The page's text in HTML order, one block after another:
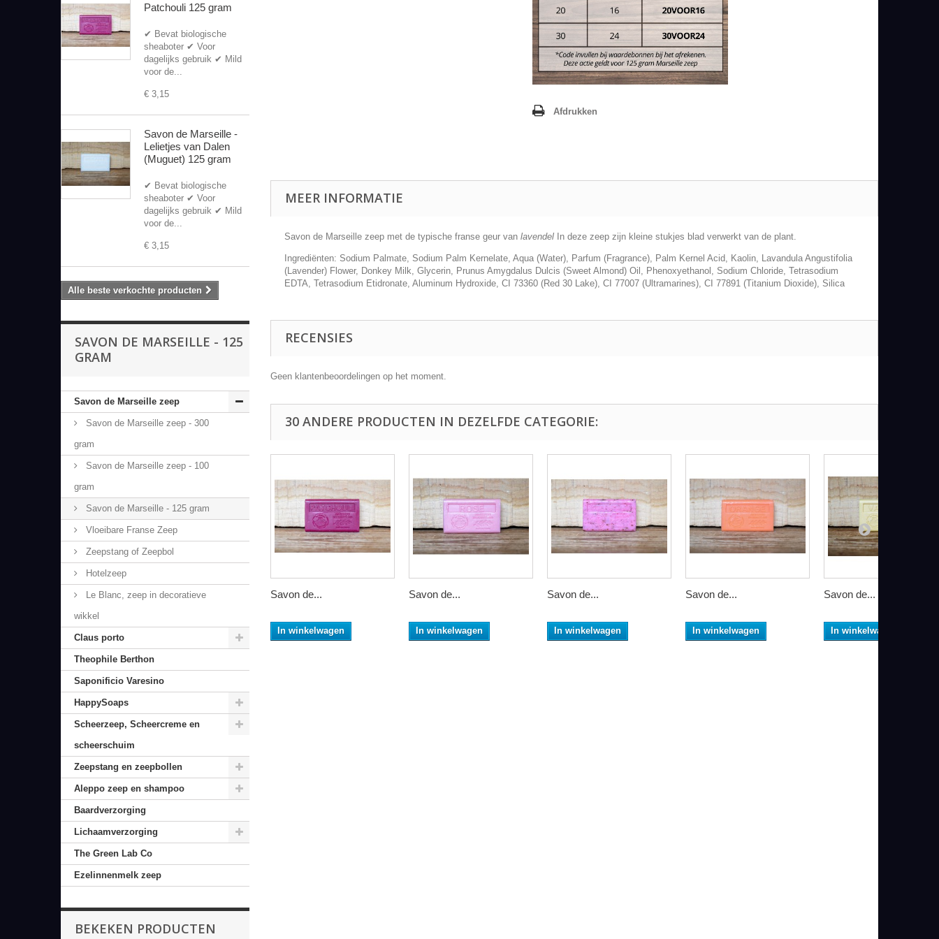
Patchouli 125 gram
✔ Bevat biologische
sheaboter ✔ Voor
dagelijks gebruik ✔ Mild
voor de...
€ 3,15
Savon de Marseille -
Lelietjes van Dalen
(Muguet) 125 gram
✔ Bevat biologische
sheaboter ✔ Voor
dagelijks gebruik ✔ Mild
voor de...
€ 3,15
Alle beste verkochte producten
SAVON DE MARSEILLE - 125
GRAM
Savon de Marseille zeep
Savon de Marseille zeep - 300
gram
Savon de Marseille zeep - 100
gram
Savon de Marseille - 125 gram
Vloeibare Franse Zeep
Zeepstang of Zeepbol
Hotelzeep
Le Blanc, zeep in decoratieve
wikkel
Claus porto
Theophile Berthon
Saponificio Varesino
HappySoaps
Scheerzeep, Scheercreme en
scheerschuim
Zeepstang en zeepbollen
Aleppo zeep en shampoo
Baardverzorging
Lichaamverzorging
The Green Lab Co
Ezelinnenmelk zeep
BEKEKEN PRODUCTEN
Afdrukken
MEER INFORMATIE
Savon de Marseille zeep met de typische franse geur van lavendel In deze zeep zijn kleine stukjes blad verwerkt van de plant.
Ingrediënten: Sodium Palmate, Sodium Palm Kernelate, Aqua (Water), Parfum (Fragrance), Palm Kernel Acid, Kaolin, Lavandula Angustifolia
(Lavender) Flower, Donkey Milk, Glycerin, Prunus Amygdalus Dulcis (Sweet Almond) Oil, Phenoxyethanol, Sodium Chloride, Tetrasodium
EDTA, Tetrasodium Etidronate, Aluminum Hydroxide, CI 73360 (Red 30 Lake), CI 77007 (Ultramarines), CI 77891 (Titanium Dioxide), Silica
RECENSIES
Geen klantenbeoordelingen op het moment.
30 ANDERE PRODUCTEN IN DEZELFDE CATEGORIE:
Savon de...
In winkelwagen
Savon de...
In winkelwagen
Savon de...
In winkelwagen
Savon de...
In winkelwagen
Savon de...
In winkelwagen